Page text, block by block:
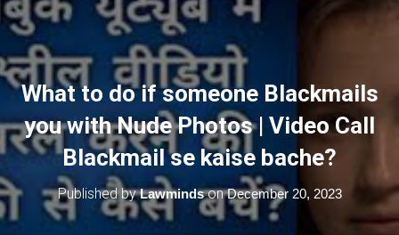
What to do if someone Blackmails
you with Nude Photos | Video Call
Blackmail se kaise bache?
Published byLawmindsonDecember 20, 2023